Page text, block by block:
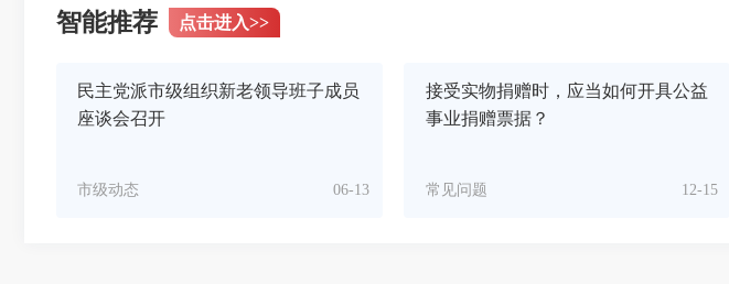
智能推荐 点击进入>>
民主党派市级组织新老领导班子成员
座谈会召开
06-13
市级动态
接受实物捐赠时，应当如何开具公益
事业捐赠票据？
12-15
常见问题